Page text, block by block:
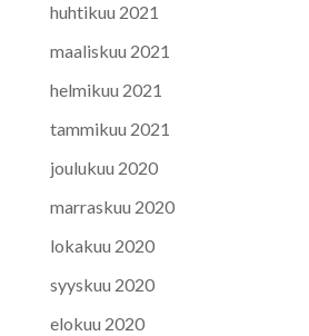
huhtikuu 2021
maaliskuu 2021
helmikuu 2021
tammikuu 2021
joulukuu 2020
marraskuu 2020
lokakuu 2020
syyskuu 2020
elokuu 2020